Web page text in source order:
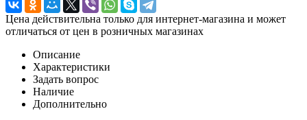
Цена действительна только для интернет-магазина и может
отличаться от цен в розничных магазинах
Описание
Характеристики
Задать вопрос
Наличие
Дополнительно